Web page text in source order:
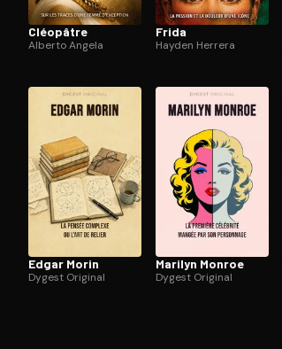
Cléopâtre
Alberto Angela
Frida
Hayden Herrera
Edgar Morin
Dygest Original
Marilyn Monroe
Dygest Original